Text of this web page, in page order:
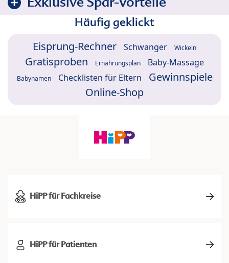
Häufig geklickt
Eisprung-Rechner Schwanger Wickeln
Gratisproben Ernährungsplan Baby-Massage
Babynamen Checklisten für Eltern
Gewinnspiele
Online-Shop
HiPP für Fachkreise
HiPP für Patienten